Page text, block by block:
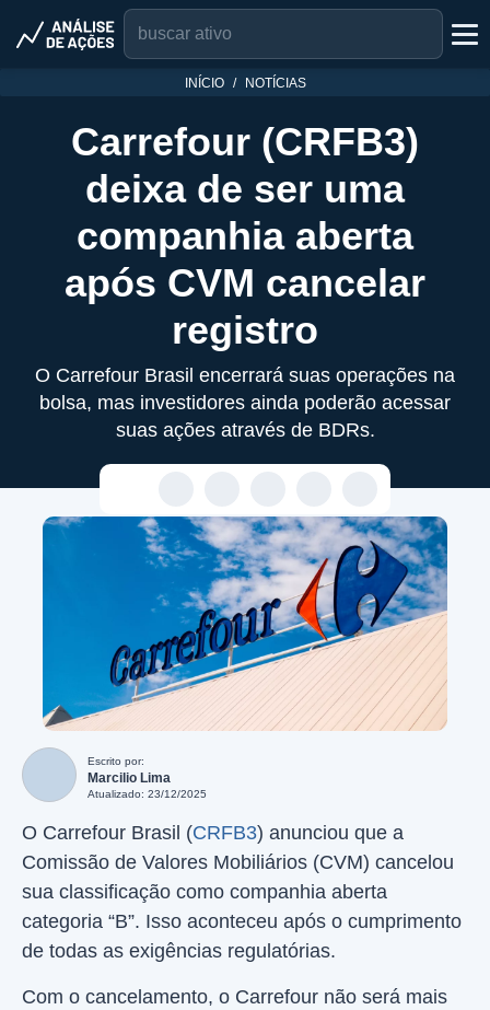
INÍCIO NOTÍCIAS
Carrefour (CRFB3)
deixa de ser uma
companhia aberta
após CVM cancelar
registro
O Carrefour Brasil encerrará suas operações na
bolsa, mas investidores ainda poderão acessar
suas ações através de BDRs.
Escrito por:
Marcilio Lima
Atualizado: 23/12/2025
O Carrefour Brasil (CRFB3) anunciou que a
Comissão de Valores Mobiliários (CVM) cancelou
sua classificação como companhia aberta
categoria “B”. Isso aconteceu após o cumprimento
de todas as exigências regulatórias.
Com o cancelamento, o Carrefour não será mais